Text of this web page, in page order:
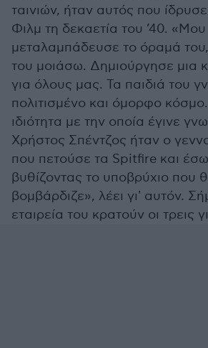
ταινιών, ήταν αυτός που
Φιλμ τη δεκαετία του ’40. «Μου
μεταλαμπάδευσε το όραμά
του μοιάσω. Δημιούργησε μια
για όλους μας. Τα παιδιά του
πολιτισμένο και όμορφο
ιδιότητα με την οποία έγινε
Χρήστος Σπέντζος ήταν ο
που πετούσε τα Spitfire και
βυθίζοντας το υποβρύχιο που
βομβάρδιζε», λέει γι' αυτόν.
εταιρεία του κρατούν οι τρεις